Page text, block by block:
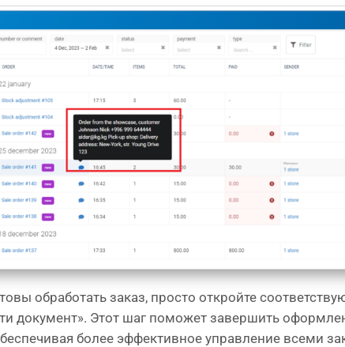
обработать заказ, просто откройте
документ». Этот шаг поможет завершить
более эффективное управление всеми